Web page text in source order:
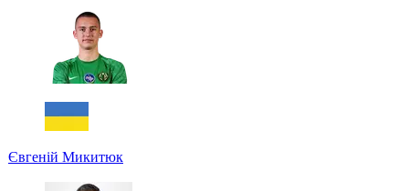
Євгеній Микитюк